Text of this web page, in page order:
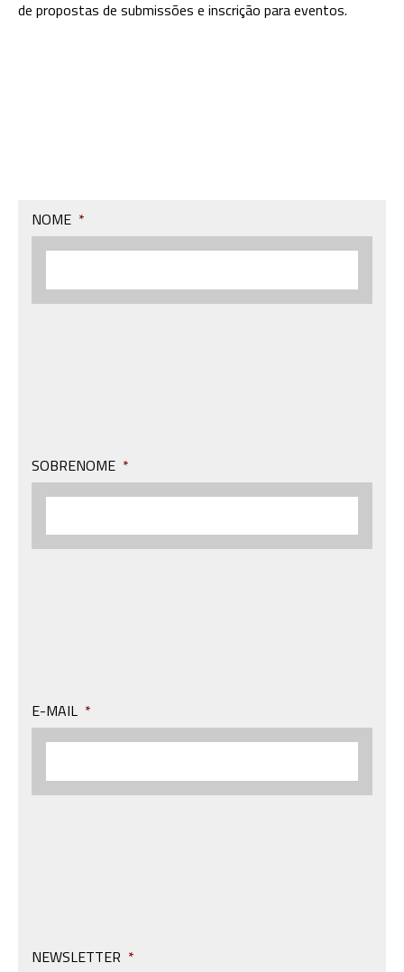
de propostas de submissões e inscrição para eventos.
NOME *
SOBRENOME *
E-MAIL *
NEWSLETTER *